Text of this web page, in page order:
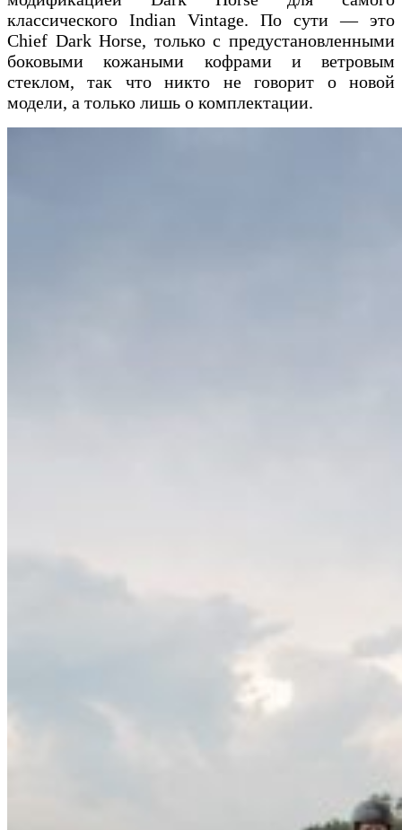
классического Indian Vintage. По сути — это
Chief Dark Horse, только с предустановленными
боковыми кожаными кофрами и ветровым
стеклом, так что никто не говорит о новой
модели, а только лишь о комплектации.